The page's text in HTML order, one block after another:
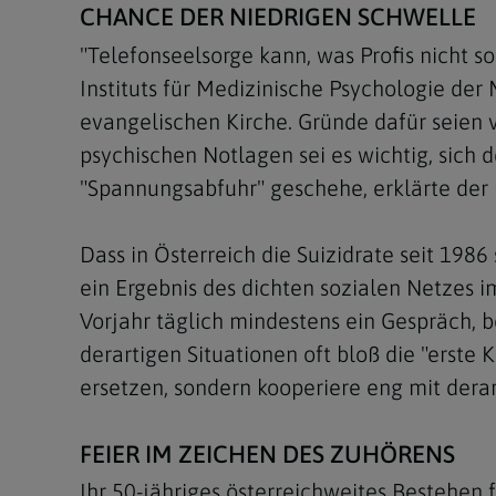
CHANCE DER NIEDRIGEN SCHWELLE
"Telefonseelsorge kann, was Profis nicht
Instituts für Medizinische Psychologie
evangelischen Kirche. Gründe dafür
psychischen Notlagen sei es wichtig, sich
"Spannungsabfuhr" geschehe, erklärte
Dass in Österreich die Suizidrate seit
ein Ergebnis des dichten sozialen Netzes
Vorjahr täglich mindestens ein Gespräch,
derartigen Situationen oft bloß die "erste
ersetzen, sondern kooperiere eng mit
FEIER IM ZEICHEN DES ZUHÖRENS